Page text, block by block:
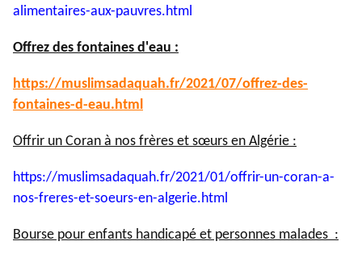
alimentaires-aux-pauvres.html
Offrez des fontaines d'eau :
https://muslimsadaquah.fr/2021/07/offrez-des-
fontaines-d-eau.html
Offrir un Coran à nos frères et sœurs en Algérie :
https://muslimsadaquah.fr/2021/01/offrir-un-coran-a-
nos-freres-et-soeurs-en-algerie.html
Bourse pour enfants handicapé et personnes malades :